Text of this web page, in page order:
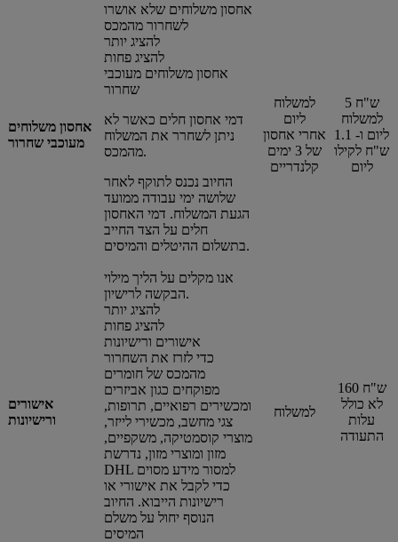
אחסון משלוחים
מעוכבי שחרור
אחסון משלוחים שלא אושרו
לשחרור מהמכס
להציג יותר
להציג פחות
אחסון משלוחים מעוכבי
שחרור
דמי אחסון חלים כאשר לא
ניתן לשחרר את המשלוח
מהמכס.
החיוב נכנס לתוקף לאחר
שלושה ימי עבודה ממועד
הגעת המשלוח. דמי האחסון
חלים על הצד החייב
בתשלום ההיטלים והמיסים.
למשלוח
ליום
אחרי אחסון
של 3 ימים
קלנדריים
5 ש"ח
למשלוח
ליום ו- 1.1
ש"ח לקילו
ליום
אישורים
ורישיונות
אנו מקלים על הליך מילוי
הבקשה לרישיון.
להציג יותר
להציג פחות
אישורים ורישיונות
כדי לזרז את השחרור
מהמכס של חומרים
מפוקחים כגון אביזרים
ומכשירים רפואיים, תרופות,
צגי מחשב, מכשירי לייזר,
מוצרי קוסמטיקה, משקפיים,
מזון ומוצרי מזון, נדרשת
DHL למסור מידע מסוים
כדי לקבל את אישורי או
רישיונות הייבוא. החיוב
הנוסף יחול על משלם
המיסים
למשלוח
160 ש"ח
לא כולל
עלות
התעודה